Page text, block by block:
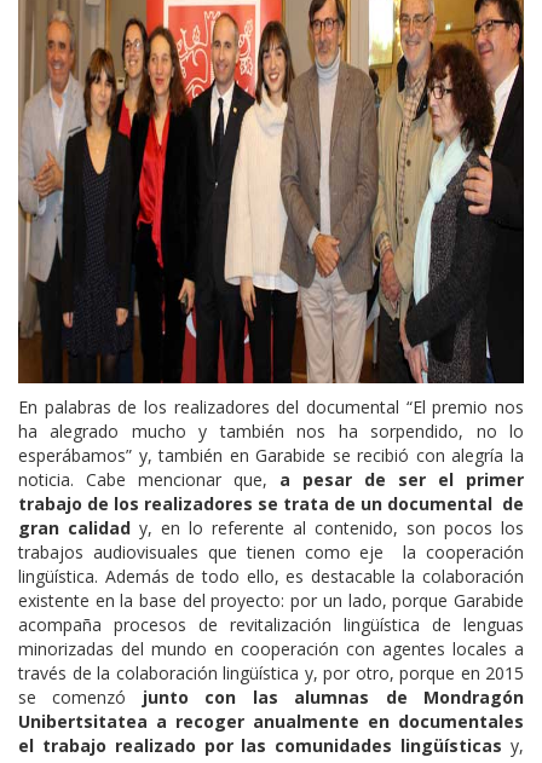
En palabras de los realizadores del documental “El premio nos
ha alegrado mucho y también nos ha sorpendido, no lo
esperábamos” y, también en Garabide se recibió con alegría la
noticia. Cabe mencionar que, a pesar de ser el primer
trabajo de los realizadores se trata de un documental de
gran calidad y, en lo referente al contenido, son pocos los
trabajos audiovisuales que tienen como eje la cooperación
lingüística. Además de todo ello, es destacable la colaboración
existente en la base del proyecto: por un lado, porque Garabide
acompaña procesos de revitalización lingüística de lenguas
minorizadas del mundo en cooperación con agentes locales a
través de la colaboración lingüística y, por otro, porque en 2015
se comenzó junto con las alumnas de Mondragón
Unibertsitatea a recoger anualmente en documentales
el trabajo realizado por las comunidades lingüísticas y,